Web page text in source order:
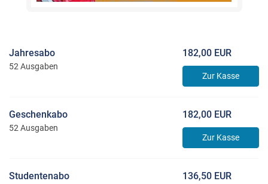
Jahresabo
52 Ausgaben
182,00 EUR
Zur Kasse
Geschenkabo
52 Ausgaben
182,00 EUR
Zur Kasse
Studentenabo 136,50 EUR